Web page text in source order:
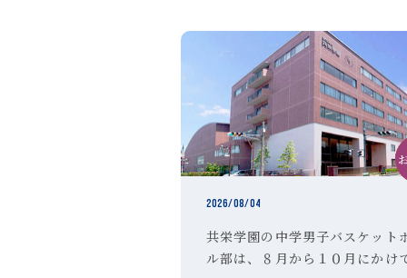
2026/08/04
共栄学園の中学男子バスケット
ル部は、８月から１０月にかけ